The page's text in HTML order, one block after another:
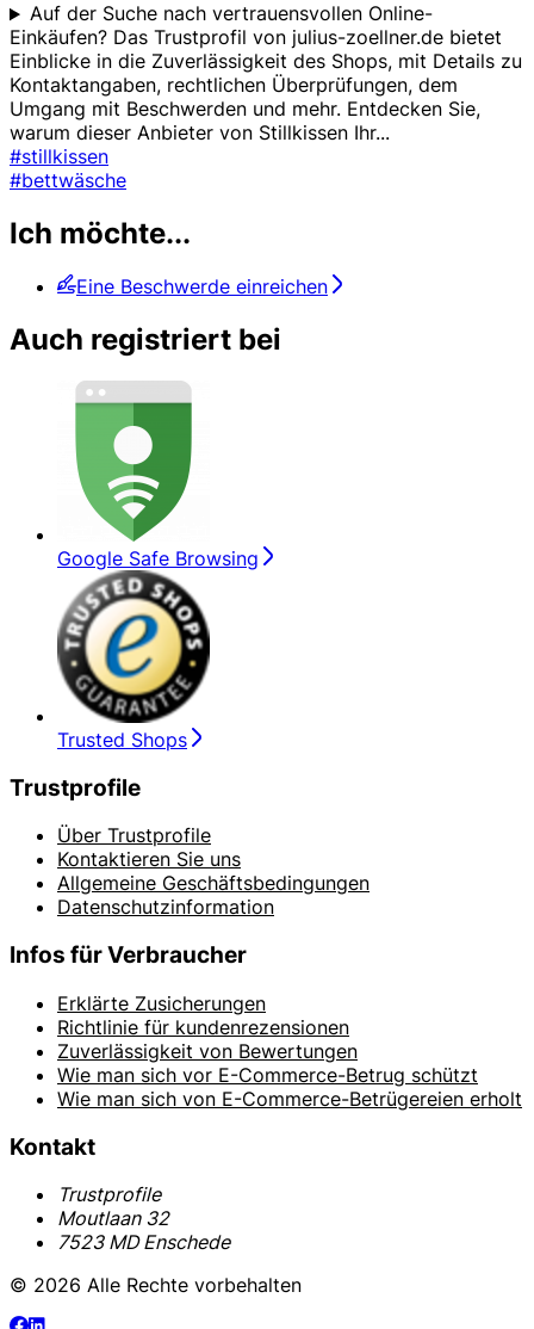
Auf der Suche nach vertrauensvollen Online-
Einkäufen? Das Trustprofil von julius-zoellner.de bietet
Einblicke in die Zuverlässigkeit des Shops, mit Details zu
Kontaktangaben, rechtlichen Überprüfungen, dem
Umgang mit Beschwerden und mehr. Entdecken Sie,
warum dieser Anbieter von Stillkissen Ihr...
#stillkissen
#bettwäsche
Ich möchte...
Eine Beschwerde einreichen
Auch registriert bei
Google Safe Browsing
Trusted Shops
Trustprofile
Über Trustprofile
Kontaktieren Sie uns
Allgemeine Geschäftsbedingungen
Datenschutzinformation
Infos für Verbraucher
Erklärte Zusicherungen
Richtlinie für kundenrezensionen
Zuverlässigkeit von Bewertungen
Wie man sich vor E-Commerce-Betrug schützt
Wie man sich von E-Commerce-Betrügereien erholt
Kontakt
Trustprofile
Moutlaan 32
7523 MD Enschede
© 2026 Alle Rechte vorbehalten